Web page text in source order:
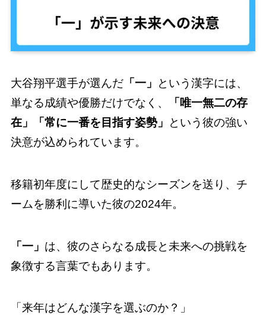
大谷翔平選手が選んだ「一」
という漢字には、
単なる成績や優勝だけでなく、
「唯一無二の存
在」「常に一番を目指す姿勢」
という彼の強い
決意が込められています。
移籍初年度にして歴史的なシーズンを送り、チ
ームを勝利に導いた彼の2024年。
「一」 は、彼のさらなる成長と未来への挑戦を
象徴する言葉でもあります。
「来年はどんな漢字を選ぶのか？」